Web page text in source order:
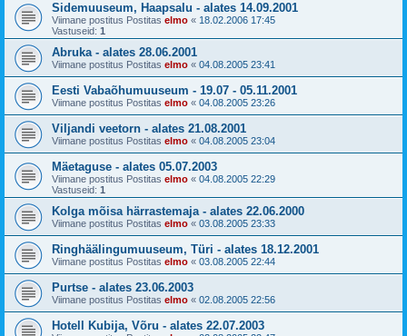
Sidemuuseum, Haapsalu - alates 14.09.2001
Viimane postitus Postitas elmo « 18.02.2006 17:45
Vastuseid: 1
Abruka - alates 28.06.2001
Viimane postitus Postitas elmo « 04.08.2005 23:41
Eesti Vabaõhumuuseum - 19.07 - 05.11.2001
Viimane postitus Postitas elmo « 04.08.2005 23:26
Viljandi veetorn - alates 21.08.2001
Viimane postitus Postitas elmo « 04.08.2005 23:04
Mäetaguse - alates 05.07.2003
Viimane postitus Postitas elmo « 04.08.2005 22:29
Vastuseid: 1
Kolga mõisa härrastemaja - alates 22.06.2000
Viimane postitus Postitas elmo « 03.08.2005 23:33
Ringhäälingumuuseum, Türi - alates 18.12.2001
Viimane postitus Postitas elmo « 03.08.2005 22:44
Purtse - alates 23.06.2003
Viimane postitus Postitas elmo « 02.08.2005 22:56
Hotell Kubija, Võru - alates 22.07.2003